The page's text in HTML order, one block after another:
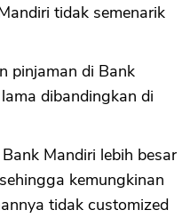
tidak semenarik
pinjaman di Bank
dibandingkan di
Mandiri lebih besar
kemungkinan
tidak customized